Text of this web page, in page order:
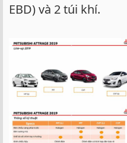
EBD) và 2 túi khí.